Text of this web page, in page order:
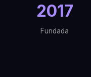
2017
Fundada